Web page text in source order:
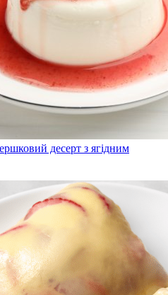
десерт з ягідним